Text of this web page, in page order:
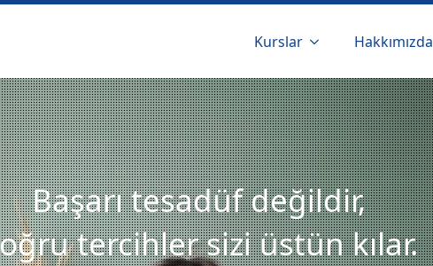
Kurslar Hakkımızda
Başarı tesadüf değildir,
tercihler sizi üstün kılar.